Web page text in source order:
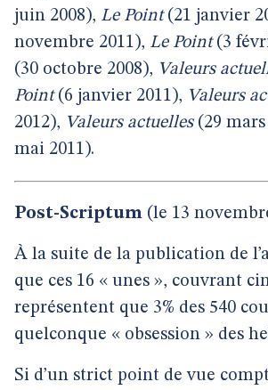
juin 2008), Le Point(21 janvier
novembre 2011), Le Point(3
(30 octobre 2008), Valeurs
Point(6 janvier 2011), Valeurs
2012), Valeurs actuelles(29 mars
mai 2011).
Post-Scriptum (le 13
À la suite de la publication de
que ces 16 « unes », couvrant
représentent que 3% des 540
quelconque « obsession » des
Si d’un strict point de vue